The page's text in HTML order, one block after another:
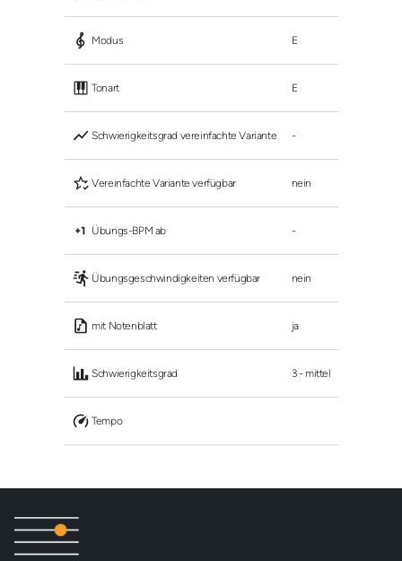
Modus E
Tonart E
Schwierigkeitsgrad vereinfachte Variante -
Vereinfachte Variante verfügbar nein
Übungs-BPM ab -
Übungsgeschwindigkeiten verfügbar nein
mit Notenblatt ja
Schwierigkeitsgrad 3 - mittel
Tempo